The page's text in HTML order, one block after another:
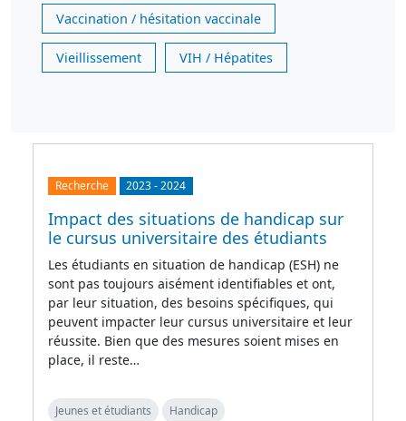
Vaccination / hésitation vaccinale
Vieillissement VIH / Hépatites
Recherche 2023-2024
Impact des situations de handicap sur
le cursus universitaire des étudiants
Les étudiants en situation de handicap (ESH) ne
sont pas toujours aisément identifiables et ont,
par leur situation, des besoins spécifiques, qui
peuvent impacter leur cursus universitaire et leur
réussite. Bien que des mesures soient mises en
place, il reste…
Jeunes et étudiants Handicap